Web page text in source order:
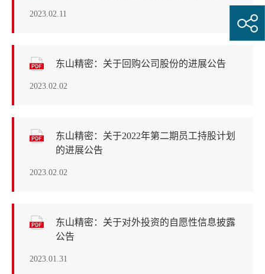
2023.02.11
东山精密：关于回购公司股份的进展公告
2023.02.02
东山精密：关于2022年第二期员工持股计划
的进展公告
2023.02.02
东山精密：关于对外投资的自愿性信息披露
公告
2023.01.31